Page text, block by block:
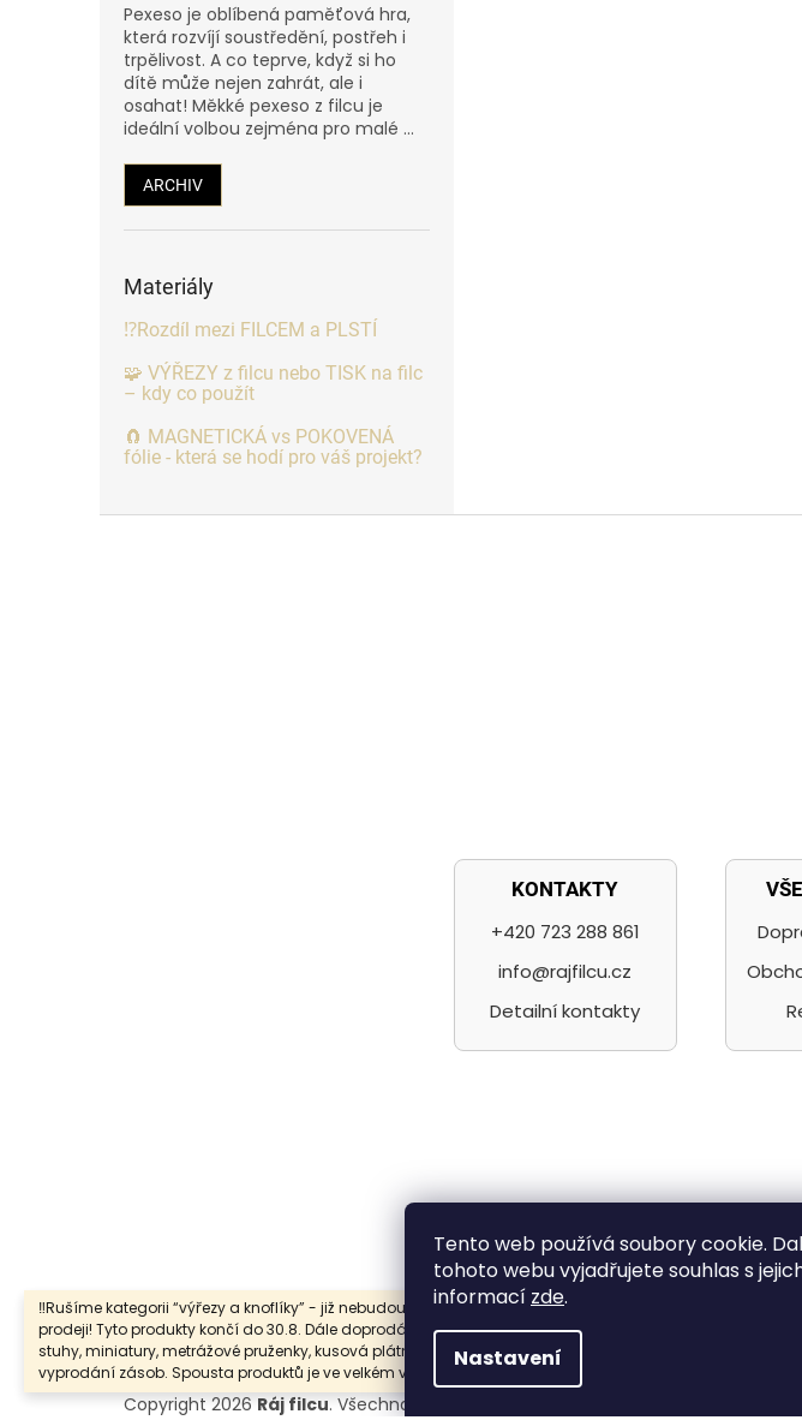
Tento web používá soubory cookie.
tohoto webu vyjadřujete souhlas s
informací zde.
Nastavení
‼️Rušíme kategorii “výřezy a knoflíky” - již nebudou samostatně v
prodeji! Tyto produkty končí do 30.8. Dále doprodáváme také prýmky,
stuhy, miniatury, metrážové pruženky, kusová plátna … a to do
vyprodání zásob. Spousta produktů je ve velkém výprodeji.
Pexeso je oblíbená paměťová hra,
která rozvíjí soustředění, postřeh i
trpělivost. A co teprve, když si ho
dítě může nejen zahrát, ale i
osahat! Měkké pexeso z filcu je
ideální volbou zejména pro malé ...
ARCHIV
Materiály
⁉️Rozdíl mezi FILCEM a PLSTÍ
🧩 VÝŘEZY z filcu nebo TISK na filc
– kdy co použít
🧲 MAGNETICKÁ vs POKOVENÁ
fólie - která se hodí pro váš projekt?
KONTAKTY
+420 723 288 861
info@rajfilcu.cz
Detailní kontakty
Filc a nit,
Copyright 2026Ráj filcu. Všechna práva vyhrazena.